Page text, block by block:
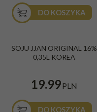
DO KOSZYKA
SOJU JJAN ORIGINAL 16%
0,35L KOREA
19.99PLN
DO KOSZYKA